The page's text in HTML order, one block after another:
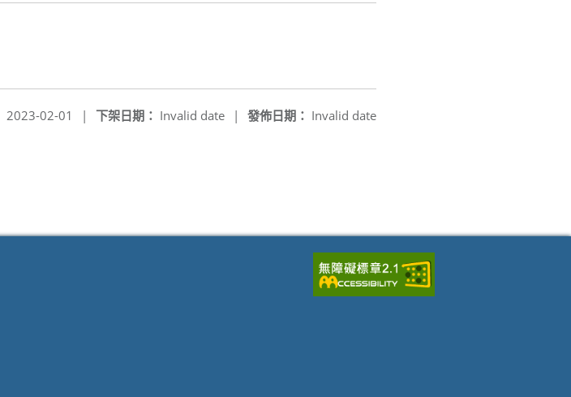
發佈日期： Invalid date
下架日期： Invalid date |
2023-02-01 |